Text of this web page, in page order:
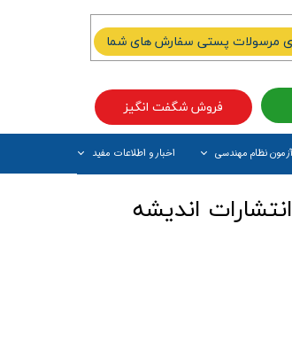
نظام مهندسی اخبار و اطلاعات مفید
فروش شگفت انگیز
مرسولات پستی سفارش های شما
اندیشه